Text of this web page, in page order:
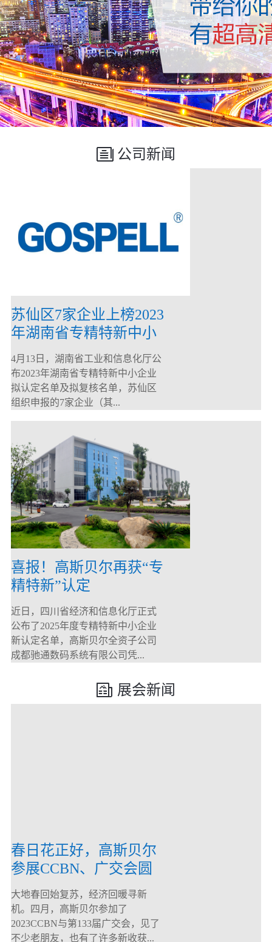
公司新闻
苏仙区7家企业上榜2023
年湖南省专精特新中小
企业
4月13日，湖南省工业和信息化厅公
布2023年湖南省专精特新中小企业
拟认定名单及拟复核名单，苏仙区
组织申报的7家企业（其...
喜报！高斯贝尔再获“专
精特新”认定
近日，四川省经济和信息化厅正式
公布了2025年度专精特新中小企业
新认定名单，高斯贝尔全资子公司
成都驰通数码系统有限公司凭...
展会新闻
春日花正好，高斯贝尔
参展CCBN、广交会圆
满落幕！
大地春回始复苏，经济回暖寻新
机。四月，高斯贝尔参加了
2023CCBN与第133届广交会，见了
不少老朋友，也有了许多新收获...